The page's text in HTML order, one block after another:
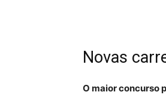
Novas
O maior concurso